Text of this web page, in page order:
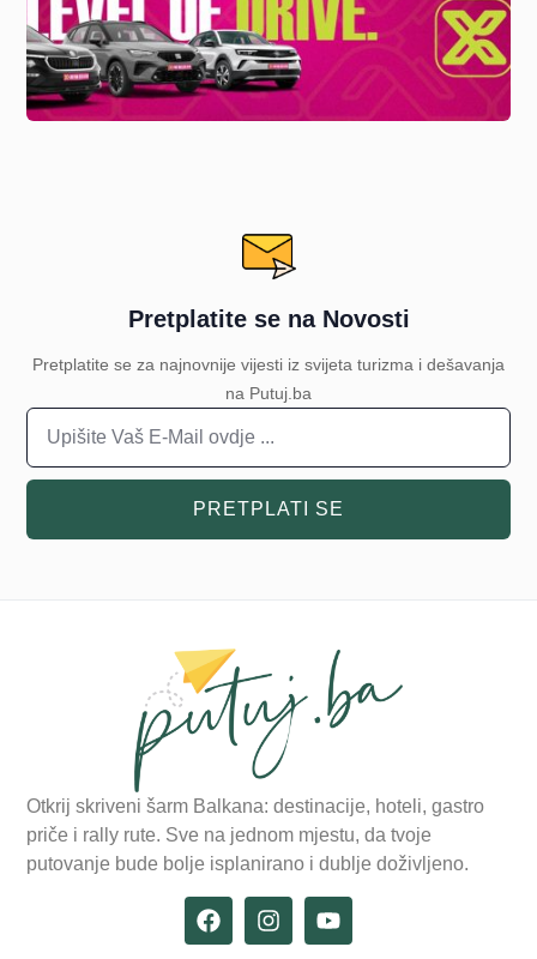
Pretplatite se na Novosti
Pretplatite se za najnovnije vijesti iz svijeta turizma i dešavanja
na Putuj.ba
PRETPLATI SE
Otkrij skriveni šarm Balkana: destinacije, hoteli, gastro
priče i rally rute. Sve na jednom mjestu, da tvoje
putovanje bude bolje isplanirano i dublje doživljeno.